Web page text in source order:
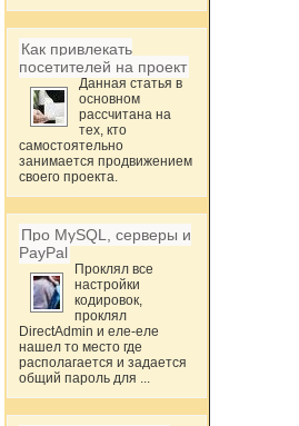
Как привлекать
посетителей на проект
Данная статья в
основном
рассчитана на
тех, кто
самостоятельно
занимается продвижением
своего проекта.
Про MySQL, серверы и
PayPal
Проклял все
настройки
кодировок,
проклял
DirectAdmin и еле-еле
нашел то место где
располагается и задается
общий пароль для ...